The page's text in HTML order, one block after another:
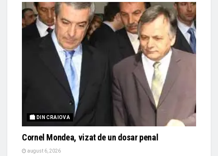
🏙 DIN CRAIOVA
Cornel Mondea, vizat de un dosar penal
august 6, 2026